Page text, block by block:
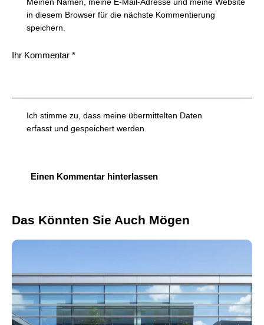
in diesem Browser für die nächste Kommentierung
speichern.
Ich stimme zu, dass meine übermittelten Daten
erfasst und gespeichert werden
Das Könnten Sie Auch Mögen